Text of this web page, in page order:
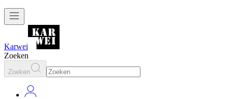
Karwei
Zoeken
Zoeken